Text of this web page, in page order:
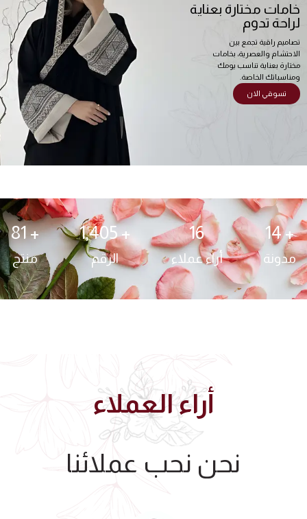
خامات مختارة بعناية
لراحة تدوم
تصاميم راقية تجمع بين
الاحتشام والعصرية، بخامات
مختارة بعناية تناسب يومك
ومناسباتك الخاصة.
تسوقي الان
مدونة
+
14
أراء عملاء
16
الرقم
+
1,405
منتج
+
81
أراء العملاء
نحن نحب عملائنا